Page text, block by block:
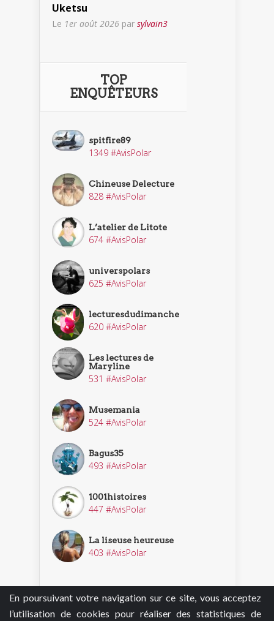
En poursuivant votre navigation sur ce site, vous acceptez
l’utilisation de cookies pour réaliser des statistiques de
Uketsu
Le 1er août 2026 par sylvain3
TOP
ENQUÊTEURS
spitfire89
1349 #AvisPolar
Chineuse Delecture
828 #AvisPolar
L’atelier de Litote
674 #AvisPolar
universpolars
625 #AvisPolar
lecturesdudimanche
620 #AvisPolar
Les lectures de
Maryline
531 #AvisPolar
Musemania
524 #AvisPolar
Bagus35
493 #AvisPolar
1001histoires
447 #AvisPolar
La liseuse heureuse
403 #AvisPolar
Découvrir nos enquêteurs